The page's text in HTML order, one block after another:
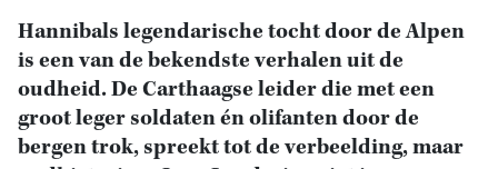
Hannibals legendarische tocht door de Alpen
is een van de bekendste verhalen uit de
oudheid. De Carthaagse leider die met een
groot leger soldaten én olifanten door de
bergen trok, spreekt tot de verbeelding, maar